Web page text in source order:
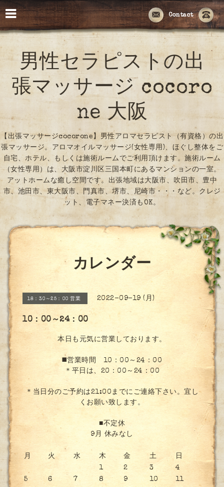
Contact
男性セラピストの出
張マッサージ cocoro
ne 大阪
【出張マッサージcocorone】男性アロマセラピスト（有資格）の出
張マッサージ。アロマオイルマッサージ(女性専用)、ほぐし整体をご
自宅、ホテル、もしくは施術ルームでご利用頂けます。施術ルーム
（女性専用）は、大阪市淀川区三国本町にあるマンションの一室。
アットホームな癒し空間です。出張地域は大阪市、吹田市、豊中
市、池田市、東大阪市、門真市、堺市、尼崎市・・・など。クレジ
ット、電子マネー決済もOK。
カレンダー
18：30～25：00 営業 2022-09-19 (月)
10：00～24：00
本日も元気に営業しております。
◼️営業時間 10：00～24：00
＊平日は、20：00～24：00
＊当日分のご予約は21:00までにご連絡下さい。宜し
くお願い致します。
■不定休
9月 休みなし
月 火 水 木 金 土
日
1
2 3
4
5
6 7 8 9 10
11